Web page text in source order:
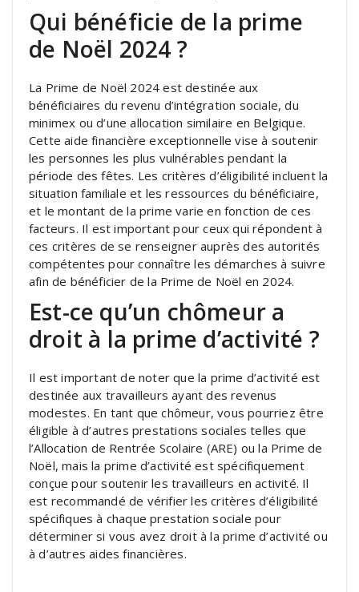
Qui bénéficie de la prime
de Noël 2024 ?
La Prime de Noël 2024 est destinée aux
bénéficiaires du revenu d’intégration sociale, du
minimex ou d’une allocation similaire en Belgique.
Cette aide financière exceptionnelle vise à soutenir
les personnes les plus vulnérables pendant la
période des fêtes. Les critères d’éligibilité incluent la
situation familiale et les ressources du bénéficiaire,
et le montant de la prime varie en fonction de ces
facteurs. Il est important pour ceux qui répondent à
ces critères de se renseigner auprès des autorités
compétentes pour connaître les démarches à suivre
afin de bénéficier de la Prime de Noël en 2024.
Est-ce qu’un chômeur a
droit à la prime d’activité ?
Il est important de noter que la prime d’activité est
destinée aux travailleurs ayant des revenus
modestes. En tant que chômeur, vous pourriez être
éligible à d’autres prestations sociales telles que
l’Allocation de Rentrée Scolaire (ARE) ou la Prime de
Noël, mais la prime d’activité est spécifiquement
conçue pour soutenir les travailleurs en activité. Il
est recommandé de vérifier les critères d’éligibilité
spécifiques à chaque prestation sociale pour
déterminer si vous avez droit à la prime d’activité ou
à d’autres aides financières.